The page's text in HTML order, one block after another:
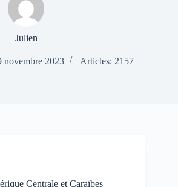
Julien
novembre 2023 Articles: 2157
Centrale et Caraïbes –